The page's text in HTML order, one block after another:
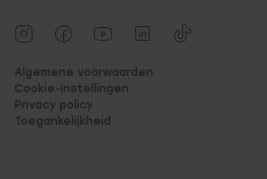
Algemene voorwaarden
Cookie-instellingen
Privacy policy
Toegankelijkheid